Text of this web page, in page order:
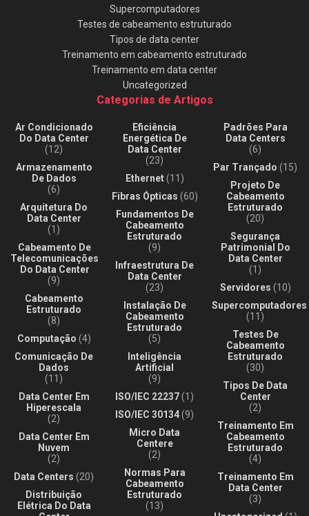
Supercomputadores
Testes de cabeamento estruturado
Tipos de data center
Treinamento em cabeamento estruturado
Treinamento em data center
Uncategorized
Categorias de Artigos
Ar Condicionado
Do Data Center
(12)
Armazenamento
De Dados
(6)
Arquitetura Do
Data Center
(1)
Cabeamento De
Telecomunicações
Do Data Center
(9)
Cabeamento
Estruturado
(8)
Computação (4)
Comunicação De
Dados
(11)
Data Center Em
Hiperescala
(2)
Data Center Em
Nuvem
(2)
Data Centers (20)
Distribuição
Elétrica Do Data
Eficiência
Energética De
Data Center
(23)
Ethernet(11)
Fibras Ópticas (60)
Fundamentos De
Cabeamento
Estruturado
(9)
Infraestrutura De
Data Center
(23)
Instalação De
Cabeamento
Estruturado
(5)
Inteligência
Artificial
(9)
ISO/IEC 22237(1)
ISO/IEC 30134(9)
Micro Data
Centere
(2)
Normas Para
Cabeamento
Estruturado
(13)
Padrões Para
Data Centers
(6)
Par Trançado (15)
Projeto De
Cabeamento
Estruturado
(20)
Segurança
Patrimonial Do
Data Center
(1)
Servidores (10)
Supercomputadores
(11)
Testes De
Cabeamento
Estruturado
(30)
Tipos De Data
Center
(2)
Treinamento Em
Cabeamento
Estruturado
(4)
Treinamento Em
Data Center
(3)